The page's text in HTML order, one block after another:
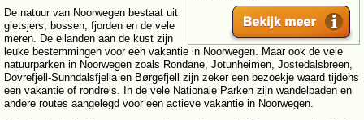
De natuur van Noorwegen bestaat uit
gletsjers, bossen, fjorden en de vele
meren. De eilanden aan de kust zijn
leuke bestemmingen voor een vakantie in Noorwegen. Maar ook de vele
natuurparken in Noorwegen zoals Rondane, Jotunheimen, Jostedalsbreen,
Dovrefjell-Sunndalsfjella en Børgefjell zijn zeker een bezoekje waard tijdens
een vakantie of rondreis. In de vele Nationale Parken zijn wandelpaden en
andere routes aangelegd voor een actieve vakantie in Noorwegen.